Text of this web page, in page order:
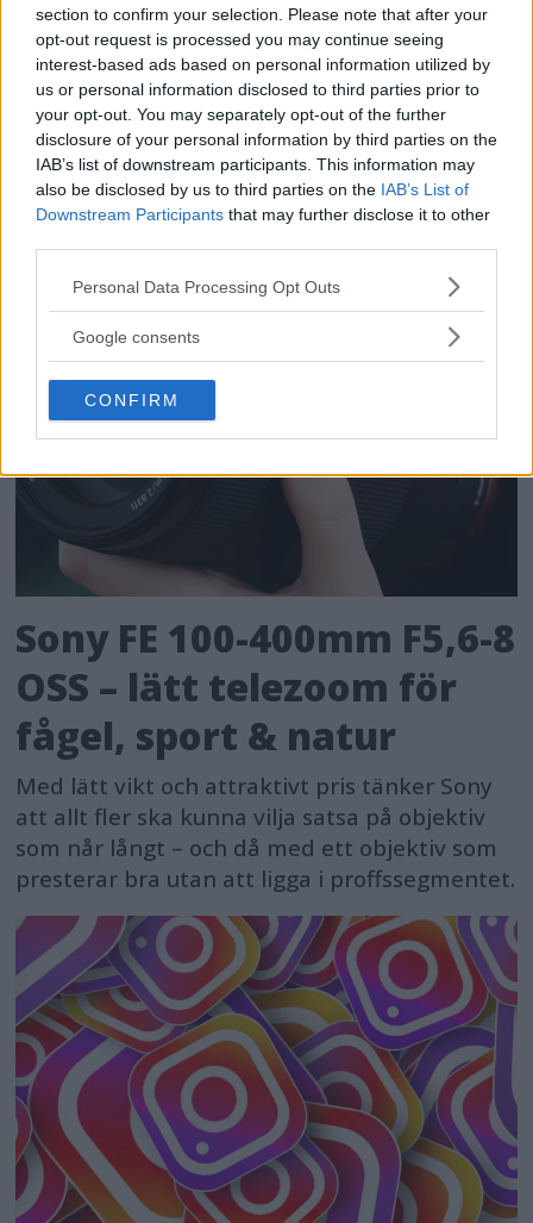
section to confirm your selection. Please note that after your
opt-out request is processed you may continue seeing
interest-based ads based on personal information utilized by
us or personal information disclosed to third parties prior to
your opt-out. You may separately opt-out of the further
disclosure of your personal information by third parties on the
IAB’s list of downstream participants. This information may
also be disclosed by us to third parties on the IAB’s List of
Downstream Participants that may further disclose it to other
Please note that this website/app uses one or more Google
not limited to your visit or usage behaviour. You may click to
use your data for below specified purposes in below Google
consent section.
Personal Data Processing Opt Outs
Google consents
CONFIRM
Sony RX10 V – ny
superzoom med 24–
600mm & AI-autofokus
Sony FE 100-400mm F5,6-8
OSS – lätt telezoom för
fågel, sport & natur
Med lätt vikt och attraktivt pris tänker Sony
att allt fler ska kunna vilja satsa på objektiv
som når långt – och då med ett objektiv som
presterar bra utan att ligga i proffssegmentet.